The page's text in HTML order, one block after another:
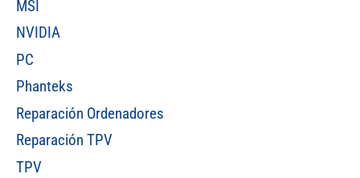
MSI
NVIDIA
PC
Phanteks
Reparación Ordenadores
Reparación TPV
TPV